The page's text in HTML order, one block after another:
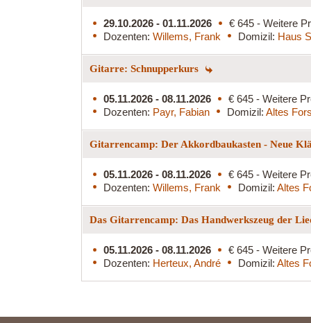
29.10.2026 - 01.11.2026
€ 645 - Weitere
Dozenten: Willems, Frank Domizil: Haus
Gitarre: Schnupperkurs
05.11.2026 - 08.11.2026
€ 645 - Weitere
Dozenten: Payr, Fabian Domizil: Altes
Gitarrencamp: Der Akkordbaukasten - Neue
05.11.2026 - 08.11.2026
€ 645 - Weitere
Dozenten: Willems, Frank Domizil: Altes
Das Gitarrencamp: Das Handwerkszeug der
05.11.2026 - 08.11.2026
€ 645 - Weitere
Dozenten: Herteux, André Domizil: Altes